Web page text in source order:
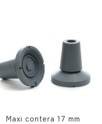
Maxi contera 17 mm